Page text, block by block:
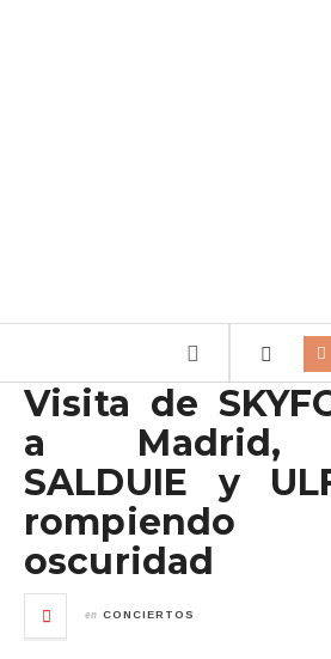
Visita de
a Madrid,
SALDUIE y
oscuridad
en CONCIERTOS